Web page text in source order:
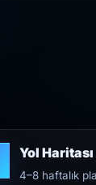
Yol Haritası
4–8 haftalık